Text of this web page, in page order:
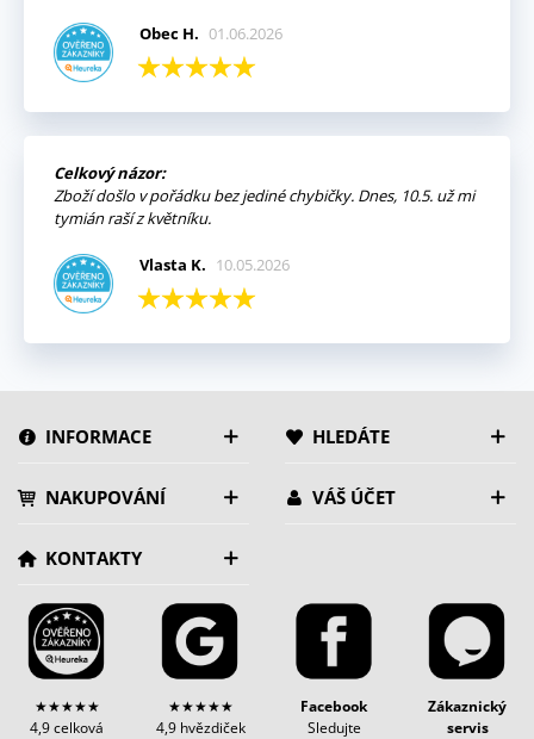
Obec H. 01.06.2026
Celkový názor:
Zboží došlo v pořádku bez jediné chybičky. Dnes, 10.5. už mi
tymián raší z květníku.
Vlasta K. 10.05.2026
INFORMACE HLEDÁTE
NAKUPOVÁNÍ VÁŠ ÚČET
KONTAKTY
★★★★★
4,9 celková
★★★★★
4,9 hvězdiček
Facebook
Sledujte
Zákaznický
servis